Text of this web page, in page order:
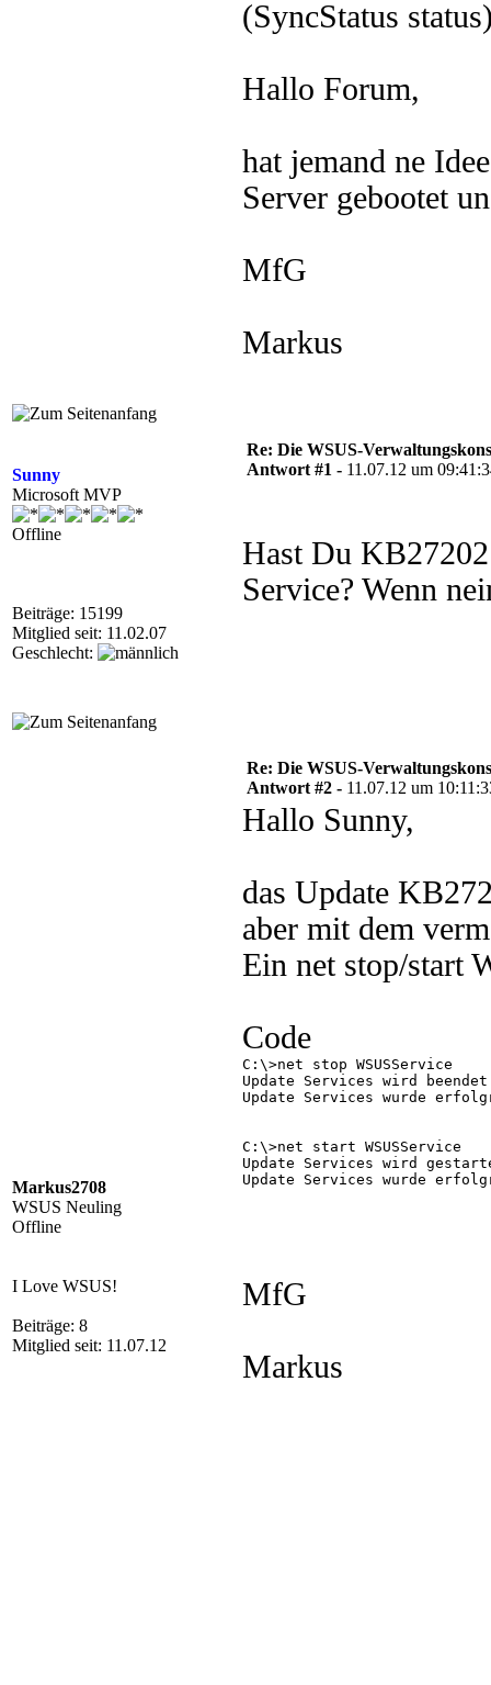
(SyncStatus
Hallo Forum,
hat jemand ne
Server gebootet
MfG
Markus
Sunny
Microsoft MVP
Offline
Beiträge: 15199
Mitglied seit: 11.02.07
Geschlecht:
Re: Die WSUS-
Antwort #1 - 11.07.12 um
Hast Du
Service? Wenn
Markus2708
WSUS Neuling
Offline
I Love WSUS!
Beiträge: 8
Mitglied seit: 11.07.12
Re: Die WSUS-
Antwort #2 - 11.07.12 um
Hallo Sunny,
das Update
aber mit dem
Ein net stop/start
Code
C:\>net stop WSUSService
Update Services wird
Update Services wurde
C:\>net start WSUSService
Update Services wird
Update Services wurde
MfG
Markus